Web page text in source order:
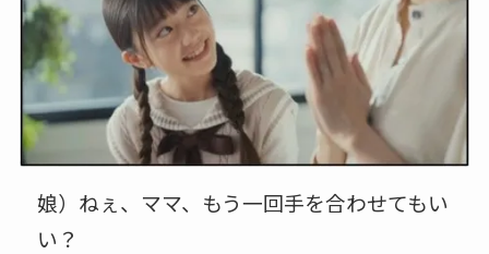
娘）ねぇ、ママ、もう一回手を合わせてもい
い？